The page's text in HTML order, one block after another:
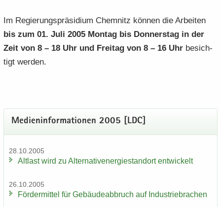
Im Re­gie­rungs­prä­si­di­um Chem­nitz kön­nen die Ar­bei­ten
bis zum 01. Juli 2005 Mon­tag bis Don­ners­tag in der
Zeit von 8 – 18 Uhr und Frei­tag von 8 – 16 Uhr be­sich­
tigt wer­den.
Me­di­en­in­for­ma­tio­nen 2005 [LDC]
28.10.2005
Alt­last wird zu Al­ter­na­tiv­ener­gie­stand­ort ent­wi­ckelt
26.10.2005
För­der­mit­tel für Ge­bäu­de­ab­bruch auf In­dus­trie­bra­chen